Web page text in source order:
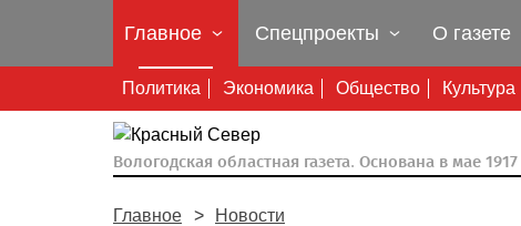
Главное
Политика Экономика Общество Культура
Спецпроекты О газете
Вологодская областная газета. Основана в мае 1917
Главное Новости